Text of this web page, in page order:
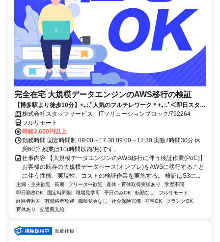
完全在宅 大規模データエンジンのAWS移行の検証
【博多駅より徒歩10分】+｡:.ﾟ人気のフルテレワーク＊+｡:.ﾟ＜即日スター
トのお仕事です！＞ご応募お待ちしております！！
株式会社スタッフサービス ITソリューションブロック/792264
フルリモート
時給2,650円以上
勤務時間 固定時間制 09:00～17:30 09:00～17:30 実働7時間30分 休
憩60分 残業は10(時間以内/月)です。
仕事内容 【大規模データエンジンのAWS移行に伴う検証作業(PoC)】
お客様の既存の大規模データベース(オンプレ)をAWSに移行すること
に伴う性能、実現性、コストの検証作業を実施する。 検証はS3に...
主婦・主夫歓迎 長期 フリーター歓迎 産休・育休取得実績あり
学歴不問
即日勤務OK
固定時間制 職場見学可 平日のみOK 転勤なし
フルリモート
経験者歓迎
有資格者歓迎 職種変更なし 社会保険完備 在宅OK
ブランクOK
育休あり
交通費支給
派遣社員